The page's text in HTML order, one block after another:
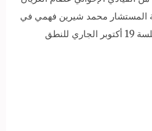
برئاسة المستشار محمد شيرين فهمي في
قضية التخابر مع حماس، لجلسة 19 أكتوبر الجاري للنطق